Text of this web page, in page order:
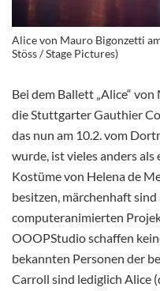
Alice von Mauro Bigonzetti
Stöss / Stage Pictures)
Bei dem Ballett „Alice“
die Stuttgarter Gauthier
das nun am 10.2. vom
wurde, ist vieles anders
Kostüme von Helena de
besitzen, märchenhaft sind
computeranimierten
OOOPStudio schaffen
bekannten Personen der
Carroll sind lediglich Alice